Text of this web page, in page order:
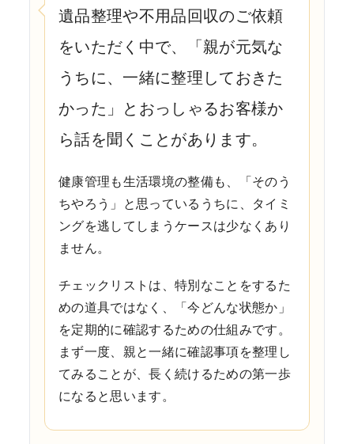
遺品整理や不用品回収のご依頼
をいただく中で、「親が元気な
うちに、一緒に整理しておきた
かった」とおっしゃるお客様か
ら話を聞くことがあります。
健康管理も生活環境の整備も、「そのう
ちやろう」と思っているうちに、タイミ
ングを逃してしまうケースは少なくあり
ません。
チェックリストは、特別なことをするた
めの道具ではなく、「今どんな状態か」
を定期的に確認するための仕組みです。
まず一度、親と一緒に確認事項を整理し
てみることが、長く続けるための第一歩
になると思います。